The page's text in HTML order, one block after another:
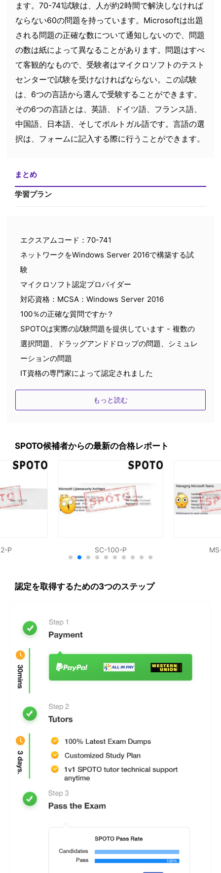
ます。70-741試験は、人が約2時間で解決しなければ
ならない60の問題を持っています。Microsoftは出題
される問題の正確な数について通知しないので、問題
の数は紙によって異なることがあります。問題はすべ
て客観的なもので、受験者はマイクロソフトのテスト
センターで試験を受けなければならない。この試験
は、6つの言語から選んで受験することができます。
その6つの言語とは、英語、ドイツ語、フランス語、
中国語、日本語、そしてポルトガル語です。言語の選
択は、フォームに記入する際に行うことができます。
まとめ
学習プラン
エクスアムコード：70-741
ネットワークをWindows Server 2016で構築する試
験
マイクロソフト認定プロバイダー
対応資格：MCSA：Windows Server 2016
100％の正確な質問ですか？
SPOTOは実際の試験問題を提供しています - 複数の
選択問題、ドラッグアンドドロップの問題、シミュレ
ーションの問題
IT資格の専門家によって認定されました
すべての練習テストには正確な回答があり、少なくと
も16年以上のIT経験を持つIT認定専門家によって検証
ネットワークエンジニア
シニアネットワークエンジニア
ネットワークアーキテクト
情報技術（IT）マネージャー
購入後、最新かつ完全な試験資料をお届けし、受験に
３から５日以内に試験をパスしておけば、問題を正し
く回答するのに十分で、正解もあるよ。
もっと読む
SPOTO候補者からの最新の合格レポート
P SC-100-P
認定を取得するための3つのステップ